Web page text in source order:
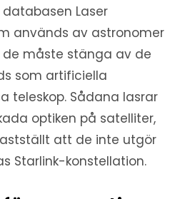
Laser
används av astronomer
måste stänga av de
som artificiella
teleskop. Sådana lasrar
optiken på satelliter,
att de inte utgör
Starlink-konstellation.